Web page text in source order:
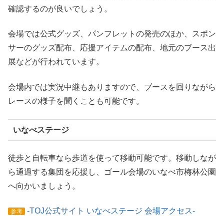
確認するのが良いでしょう。
会場では公式グッズ、パンフレットの発売のほか、スポン
サーのグッズ配布、応援アイテムの配布、地元のブース出
展などが行われています。
会場内では実況中継もありますので、ブースを回りながら
レースの様子を聞くことも可能です。
いなべステージ
徒歩と自転車なら歩道を使って移動可能です。移動しなが
ら通過する集団を応援し、ゴール会場のいなべ市梅林公園
へ向かいましょう。
参考 -TOJ公式サイト いなべステージ 会場アクセス-